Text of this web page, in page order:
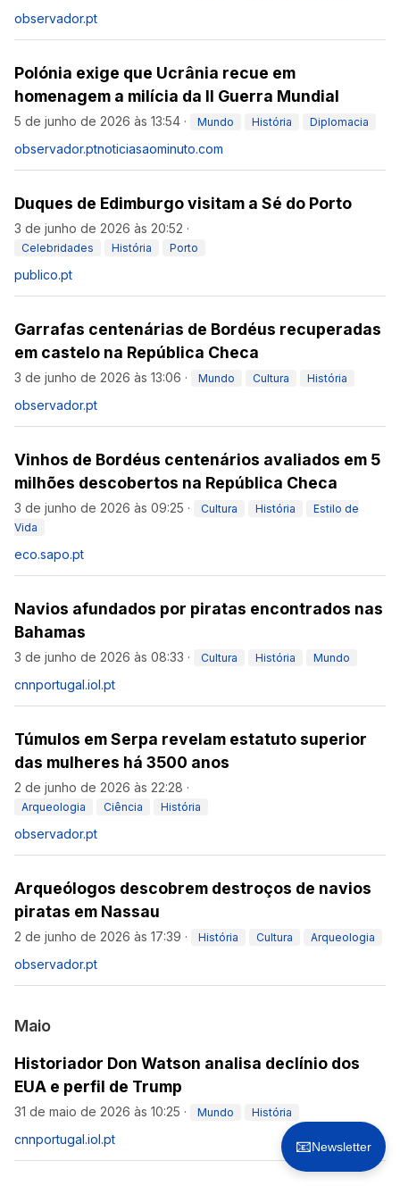
observador.pt
Polónia exige que Ucrânia recue em
homenagem a milícia da II Guerra Mundial
5 de junho de 2026 às 13:54 · Mundo História Diplomacia
observador.ptnoticiasaominuto.com
Duques de Edimburgo visitam a Sé do Porto
3 de junho de 2026 às 20:52 ·
Celebridades História Porto
publico.pt
Garrafas centenárias de Bordéus recuperadas
em castelo na República Checa
3 de junho de 2026 às 13:06 · Mundo Cultura História
observador.pt
Vinhos de Bordéus centenários avaliados em 5
milhões descobertos na República Checa
3 de junho de 2026 às 09:25 · Cultura História
Estilo de
Vida
eco.sapo.pt
Navios afundados por piratas encontrados nas
Bahamas
3 de junho de 2026 às 08:33 · Cultura História Mundo
cnnportugal.iol.pt
Túmulos em Serpa revelam estatuto superior
das mulheres há 3500 anos
2 de junho de 2026 às 22:28 ·
Arqueologia Ciência História
observador.pt
Arqueólogos descobrem destroços de navios
piratas em Nassau
2 de junho de 2026 às 17:39 · História Cultura Arqueologia
observador.pt
Maio
Historiador Don Watson analisa declínio dos
EUA e perfil de Trump
31 de maio de 2026 às 10:25 · Mundo História
cnnportugal.iol.pt 📧Newsletter